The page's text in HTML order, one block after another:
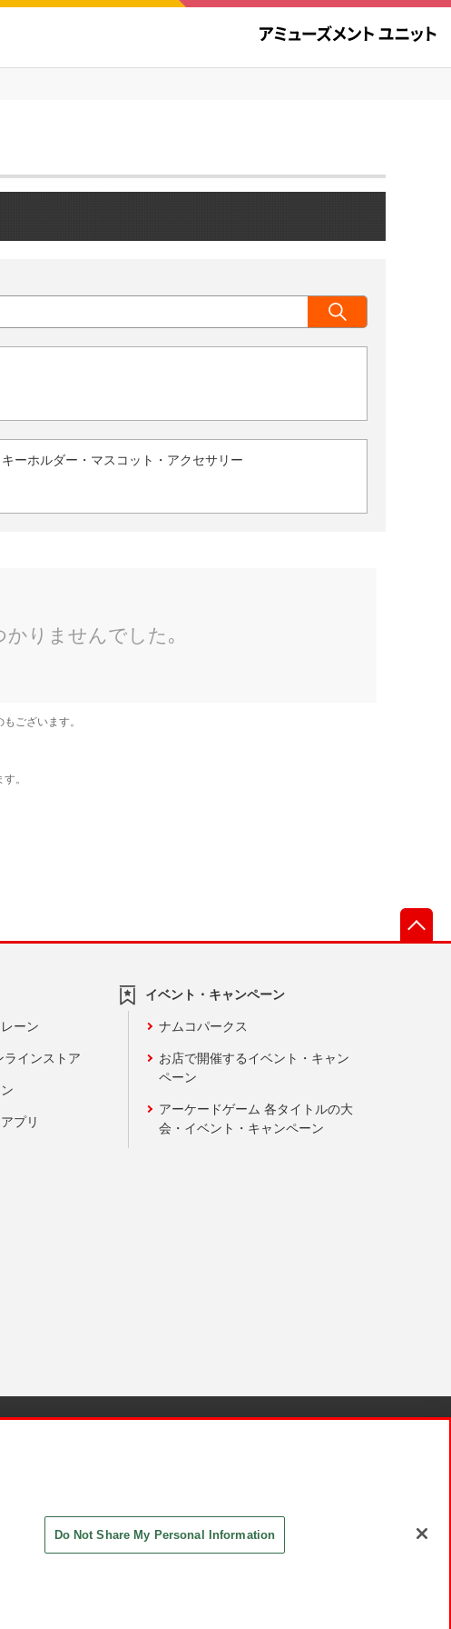
キーホルダー・マスコット・アクセサリー
ーン
ラインストア
プリ
イベント・キャンペーン
ナムコパークス
お店で開催するイベント・キャン
ペーン
アーケードゲーム 各タイトルの大
会・イベント・キャンペーン
Do Not Share My Personal Information